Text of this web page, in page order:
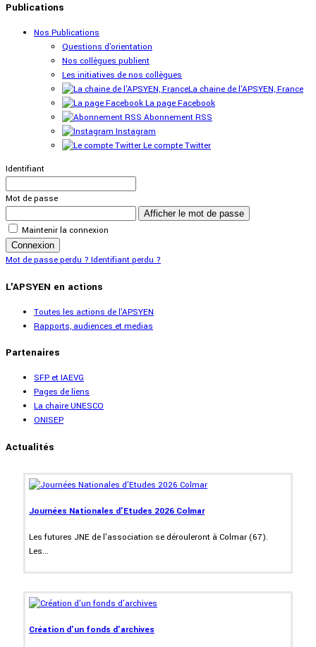
Publications
Nos Publications
Questions d'orientation
Nos collègues publient
Les initiatives de nos collègues
La chaine de l'APSYEN, France
La page Facebook
Abonnement RSS
Instagram
Le compte Twitter
Identifiant
Mot de passe
Afficher le mot de passe
Maintenir la connexion
Connexion
Mot de passe perdu ?Identifiant perdu ?
L'APSYEN en actions
Toutes les actions de l'APSYEN
Rapports, audiences et medias
Partenaires
SFP et IAEVG
Pages de liens
La chaire UNESCO
ONISEP
Actualités
Journées Nationales d'Etudes 2026 Colmar
Les futures JNE de l'association se dérouleront à Colmar (67).
Les...
Création d'un fonds d'archives